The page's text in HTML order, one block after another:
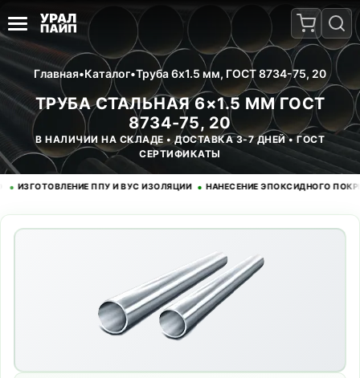
Главная•Каталог•Труба 6x1.5 мм, ГОСТ 8734-75, 20
ТРУБА СТАЛЬНАЯ 6×1.5 ММ ГОСТ
8734-75, 20
В НАЛИЧИИ НА СКЛАДЕ • ДОСТАВКА 3-7 ДНЕЙ • ГОСТ
СЕРТИФИКАТЫ
ППУ И ВУС ИЗОЛЯЦИИ • НАНЕСЕНИЕ ЭПОКСИДНОГО ПОКРЫТИЯ